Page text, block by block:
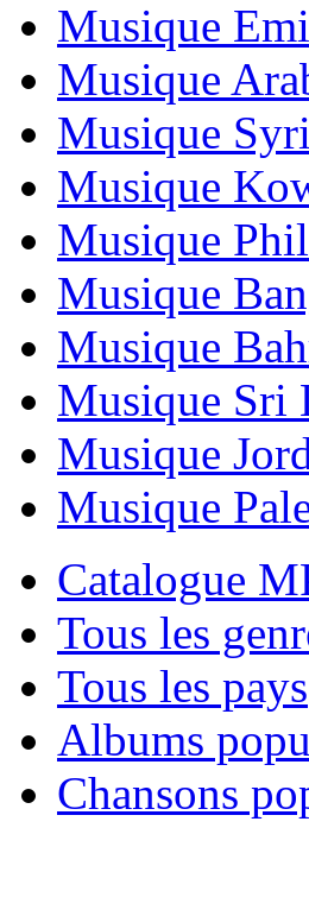
Catalogue
Tous les
Tous les pays
Albums
Chansons